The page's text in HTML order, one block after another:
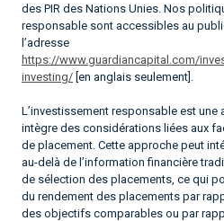
des PIR des Nations Unies. Nos
responsable sont accessibles au
l’adresse
https://www.guardiancapital.com/
investing/ [en anglais seulement].
L’investissement responsable est
intègre des considérations liées aux
de placement. Cette approche peut
au-delà de l’information financière
de sélection des placements, ce qui
du rendement des placements par
des objectifs comparables ou par